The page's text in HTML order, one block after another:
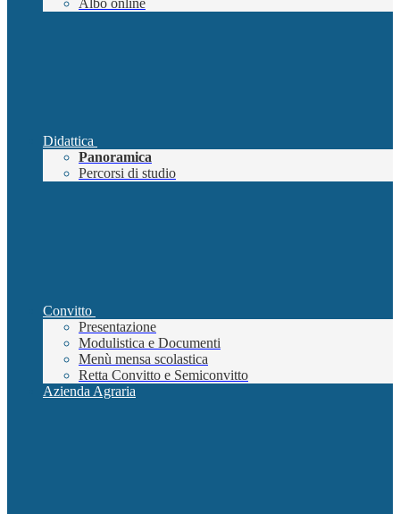
Albo online
Didattica
Panoramica
Percorsi di studio
Convitto
Presentazione
Modulistica e Documenti
Menù mensa scolastica
Retta Convitto e Semiconvitto
Azienda Agraria